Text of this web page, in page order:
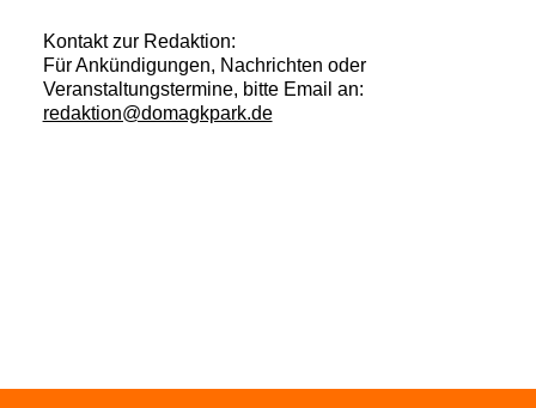
Kontakt zur Redaktion:
Für Ankündigungen, Nachrichten oder
Veranstaltungstermine, bitte Email an:
redaktion@domagkpark.de